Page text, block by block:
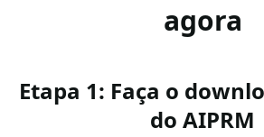
agora
Etapa 1: Faça o
do AIPRM